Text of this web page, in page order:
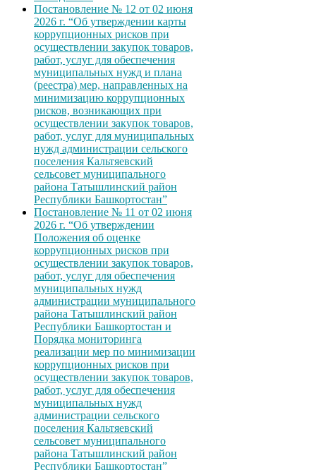
Постановление № 12 от 02 июня
2026 г. “Об утверждении карты
коррупционных рисков при
осуществлении закупок товаров,
работ, услуг для обеспечения
муниципальных нужд и плана
(реестра) мер, направленных на
минимизацию коррупционных
рисков, возникающих при
осуществлении закупок товаров,
работ, услуг для муниципальных
нужд администрации сельского
поселения Кальтяевский
сельсовет муниципального
района Татышлинский район
Республики Башкортостан”
Постановление № 11 от 02 июня
2026 г. “Об утверждении
Положения об оценке
коррупционных рисков при
осуществлении закупок товаров,
работ, услуг для обеспечения
муниципальных нужд
администрации муниципального
района Татышлинский район
Республики Башкортостан и
Порядка мониторинга
реализации мер по минимизации
коррупционных рисков при
осуществлении закупок товаров,
работ, услуг для обеспечения
муниципальных нужд
администрации сельского
поселения Кальтяевский
сельсовет муниципального
района Татышлинский район
Республики Башкортостан”